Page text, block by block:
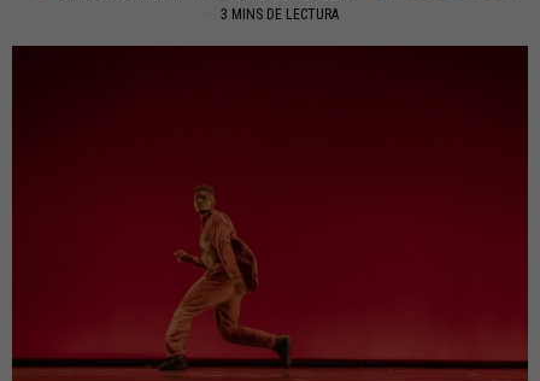
3 MINS DE LECTURA